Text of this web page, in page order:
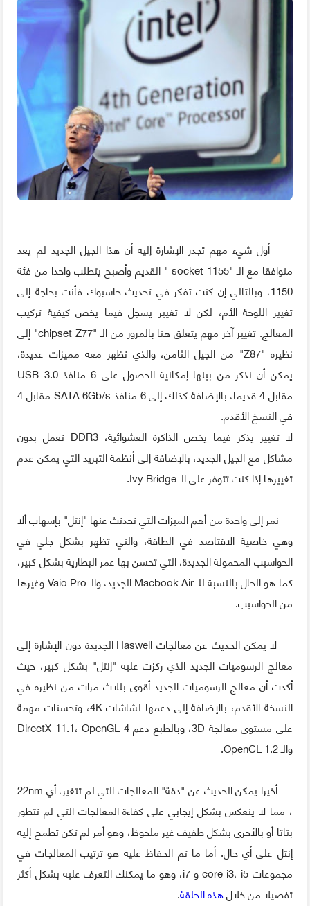
أول شيء مهم تجدر الإشارة إليه أن هذا الجيل الجديد لم يعد
متوافقا مع الـ "socket 1155" القديم وأصبح يتطلب واحدا من فئة
1150، وبالتالي إن كنت تفكر في تحديث حاسبوك فأنت بحاجة إلى
تغيير اللوحة الأم، لكن لا تغيير يسجل فيما يخص كيفية تركيب
المعالج. تغيير آخر مهم يتعلق هنا بالمرور من الـ "chipset Z77" إلى
نظيره "Z87" من الجيل الثامن، والذي تظهر معه مميزات عديدة،
يمكن أن نذكر من بينها إمكانية الحصول على 6 منافذ USB 3.0
مقابل 4 قديما، بالإضافة كذلك إلى 6 منافذ SATA 6Gb/s مقابل 4
في النسخ الأقدم.
لا تغيير يذكر فيما يخص الذاكرة العشوائية، DDR3 تعمل بدون
مشاكل مع الجيل الجديد، بالإضافة إلى أنظمة التبريد التي يمكن عدم
تغييرها إذا كنت تتوفر على الـ Ivy Bridge.
نمر إلى واحدة من أهم الميزات التي تحدتث عنها "إنتل" بإسهاب ألا
وهي خاصية الاقتاصد في الطاقة، والتي تظهر بشكل جلي في
الحواسيب المحمولة الجديدة، التي تحسن بها عمر البطارية بشكل كبير،
كما هو الحال بالنسبة للـ Macbook Air الجديد، والـ Vaio Pro وغيرها
من الحواسيب.
لا يمكن الحديث عن معالجات Haswell الجديدة دون الإشارة إلى
معالج الرسوميات الجديد الذي ركزت عليه "إنتل" بشكل كبير، حيث
أكدت أن معالج الرسوميات الجديد أقوى بثلاث مرات من نظيره في
النسخة الأقدم، بالإضافة إلى دعمها لشاشات 4K، وتحسنات مهمة
على مستوى معالجة 3D، وبالطبع دعم DirectX 11.1، OpenGL 4
والـ OpenCL 1.2.
أخيرا يمكن الحديث عن "دقة" المعالجات التي لم تتغير، أي 22nm
، مما لا ينعكس بشكل إيجابي على كفاءة المعالجات التي لم تتطور
بتاتا أو بالأحرى بشكل طفيف غير ملحوظ، وهو أمر لم تكن تطمح إليه
إنتل على أي حال. أما ما تم الحفاظ عليه هو ترتيب المعالجات في
مجموعات core i3، i5 و i7، وهو ما يمكنك التعرف عليه بشكل أكثر
تفصيلا من خلالهذه الحلقة.